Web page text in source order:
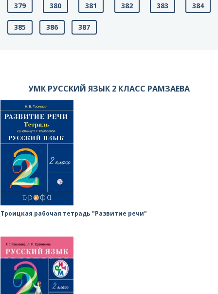
379 380 381 382 383 384
385 386 387
УМК РУССКИЙ ЯЗЫК 2 КЛАСС РАМЗАЕВА
Троицкая рабочая тетрадь "Развитие речи"